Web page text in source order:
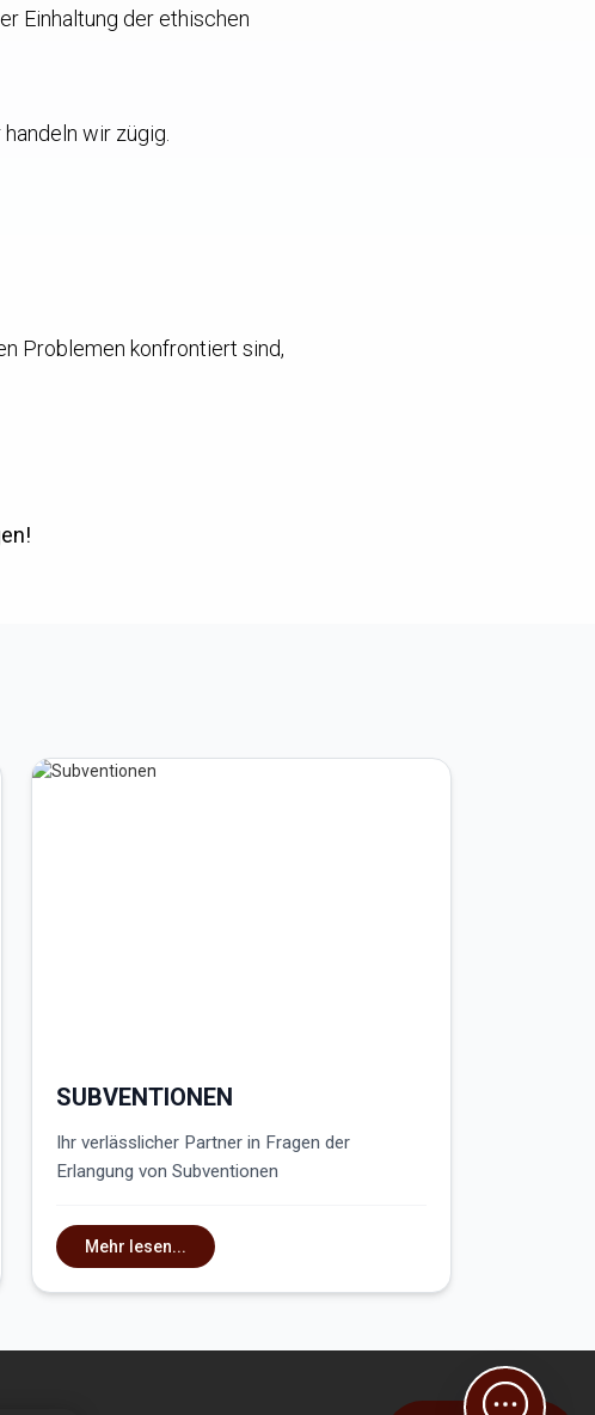
Einhaltung der ethischen
wir zügig.
Problemen konfrontiert sind,
SUBVENTIONEN
Ihr verlässlicher Partner in Fragen der
Erlangung von Subventionen
Mehr lesen...